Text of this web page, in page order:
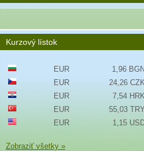
Kurzový lístok
EUR
1,96 BGN
EUR
24,26
EUR
7,54
EUR
55,03 TRY
EUR
1,15
Zobraziť všetky »